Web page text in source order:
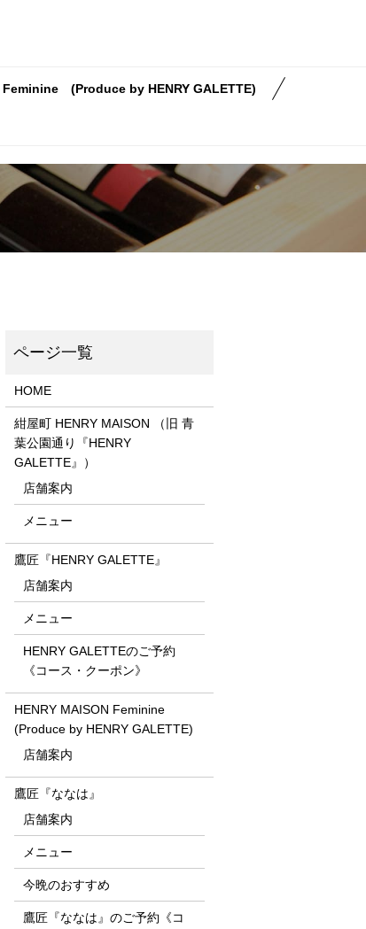
Feminine (Produce by HENRY GALETTE)
HOME
紺屋町 HENRY MAISON （旧 青
葉公園通り『HENRY
GALETTE』）
店舗案内
メニュー
鷹匠『HENRY GALETTE』
店舗案内
メニュー
HENRY GALETTEのご予約
《コース・クーポン》
HENRY MAISON Feminine
(Produce by HENRY GALETTE)
店舗案内
鷹匠『ななは』
店舗案内
メニュー
今晩のおすすめ
鷹匠『ななは』のご予約《コ